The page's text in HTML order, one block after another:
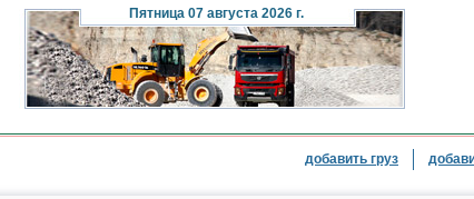
Пятница07 августа 2026 г.
добавить груз